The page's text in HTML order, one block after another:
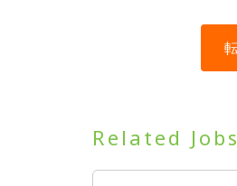
Related Jobs